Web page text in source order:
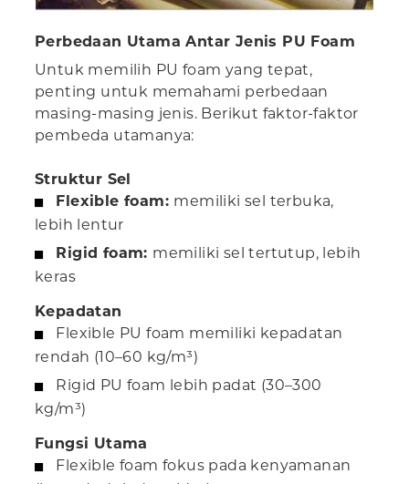
Perbedaan Utama Antar Jenis PU Foam
Untuk memilih PU foam yang tepat,
penting untuk memahami perbedaan
masing-masing jenis. Berikut faktor-faktor
pembeda utamanya:
Struktur Sel
Flexible foam: memiliki sel terbuka,
lebih lentur
Rigid foam: memiliki sel tertutup, lebih
keras
Kepadatan
Flexible PU foam memiliki kepadatan
rendah (10–60 kg/m³)
Rigid PU foam lebih padat (30–300
kg/m³)
Fungsi Utama
Flexible foam fokus pada kenyamanan